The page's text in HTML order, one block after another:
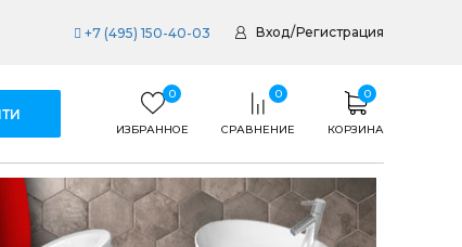
+7 (495) 150-40-03 Вход/Регистрация
0
ИЗБРАННОЕ
0
СРАВНЕНИЕ
0
КОРЗИНА